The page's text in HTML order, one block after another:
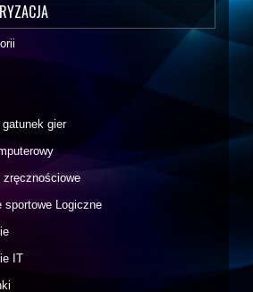
gier
zręcznościowe
sportowe Logiczne
IT